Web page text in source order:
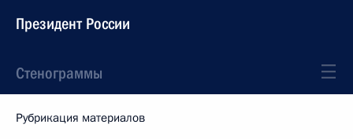
Президент России
Стенограммы
Рубрикация материалов